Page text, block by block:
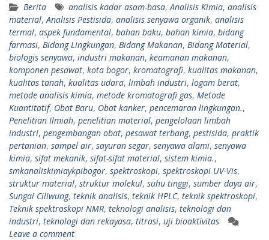
Berita analisis kadar asam-basa, Analisis Kimia, analisis
material, Analisis Pestisida, analisis senyawa organik, analisis
termal, aspek fundamental, bahan baku, bahan kimia, bidang
farmasi, Bidang Lingkungan, Bidang Makanan, Bidang Material,
biologis senyawa, industri makanan, keamanan makanan,
komponen pesawat, kota bogor, kromatografi, kualitas makanan,
kualitas tanah, kualitas udara, limbah industri, logam berat,
metode analisis kimia, metode kromatografi gas, Metode
Kuantitatif, Obat Baru, Obat kanker, pencemaran lingkungan.,
Penelitian Ilmiah, penelitian material, pengelolaan limbah
industri, pengembangan obat, pesawat terbang, pestisida, praktik
pertanian, sampel air, sayuran segar, senyawa alami, senyawa
kimia, sifat mekanik, sifat-sifat material, sistem kimia.,
smkanaliskimiaykpibogor, spektroskopi, spektroskopi UV-Vis,
struktur material, struktur molekul, suhu tinggi, sumber daya air,
Sungai Ciliwung, teknik analisis, teknik HPLC, teknik spektroskopi,
Teknik spektroskopi NMR, teknologi analisis, teknologi dan
industri, teknologi dan rekayasa, titrasi, uji bioaktivitas
Leave a comment